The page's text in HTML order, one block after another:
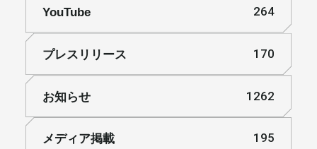
YouTube 264
プレスリリース 170
お知らせ 1262
メディア掲載 195